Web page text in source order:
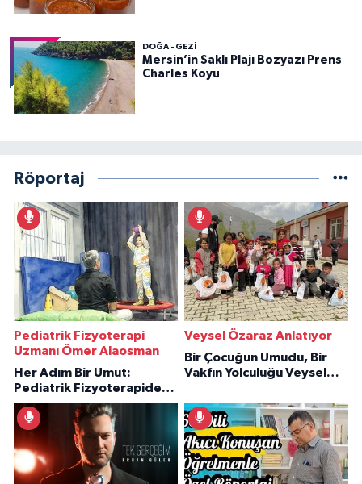
DOĞA - GEZI
Mersin’in Saklı Plajı Bozyazı Prens
Charles Koyu
Röportaj
Pediatrik Fizyoterapi
Uzmanı Ömer Alaosman
Her Adım Bir Umut:
Pediatrik Fizyoterapiden
İlham Veren Hikâyeler
Veysel Özaraz Anlatıyor
Bir Çocuğun Umudu, Bir
Vakfın Yolculuğu Veysel